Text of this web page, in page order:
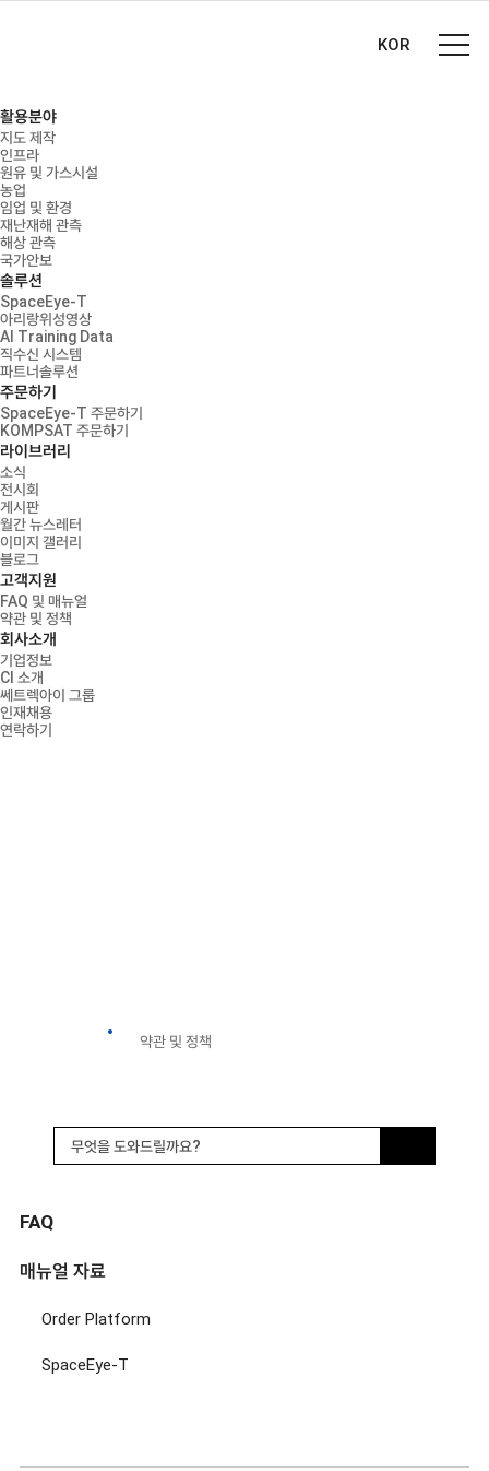
활용분야
지도 제작
인프라
원유 및 가스시설
농업
임업 및 환경
재난재해 관측
해상 관측
국가안보
솔루션
SpaceEye-T
아리랑위성영상
AI Training Data
직수신 시스템
파트너솔루션
주문하기
SpaceEye-T 주문하기
KOMPSAT 주문하기
라이브러리
소식
전시회
게시판
월간 뉴스레터
이미지 갤러리
블로그
고객지원
FAQ 및 매뉴얼
약관 및 정책
회사소개
기업정보
CI 소개
쎄트렉아이 그룹
인재채용
연락하기
KOR
약관 및 정책
FAQ
SpaceEye-T
KOMPSAT
주문 및 데이터
매뉴얼 자료
Order Platform
SpaceEye-T